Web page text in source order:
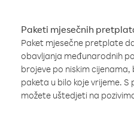
Paketi mjesečnih
Paket mjesečne pretplate
obavljanja međunarodnih
brojeve po niskim
paketa u bilo koje vrijeme.
možete uštedjeti na